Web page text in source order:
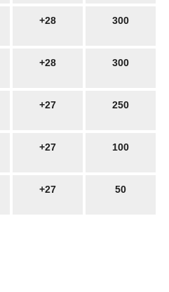
+28 300
+28 300
+27 250
+27 100
+27 50